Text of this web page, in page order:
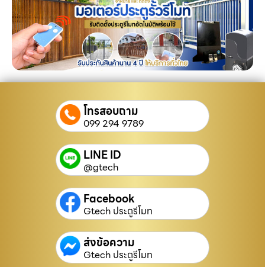
โทรสอบถาม
099 294 9789
LINE ID
@gtech
Facebook
Gtech ประตูรีโมท
ส่งข้อความ
Gtech ประตูรีโมท